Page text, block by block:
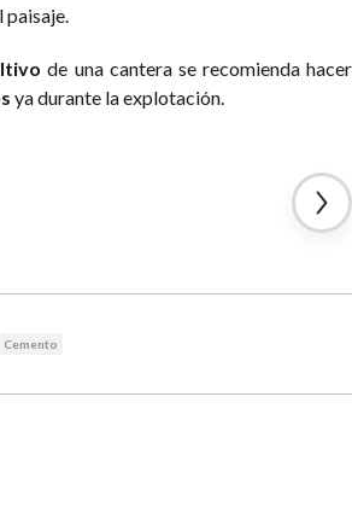
paisaje.
de una cantera se recomienda hacer
ya durante la explotación.
Cemento